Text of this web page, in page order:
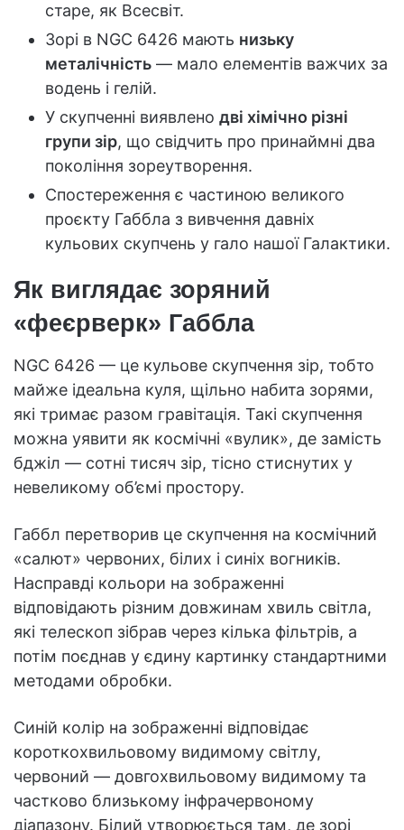
старе, як Всесвіт.
Зорі в NGC 6426 мають низьку
металічність — мало елементів важчих за
водень і гелій.
У скупченні виявлено дві хімічно різні
групи зір, що свідчить про принаймні два
покоління зореутворення.
Спостереження є частиною великого
проєкту Габбла з вивчення давніх
кульових скупчень у гало нашої Галактики.
Як виглядає зоряний
«феєрверк» Габбла
NGC 6426 — це кульове скупчення зір, тобто
майже ідеальна куля, щільно набита зорями,
які тримає разом гравітація. Такі скупчення
можна уявити як космічні «вулик», де замість
бджіл — сотні тисяч зір, тісно стиснутих у
невеликому об’ємі простору.
Габбл перетворив це скупчення на космічний
«салют» червоних, білих і синіх вогників.
Насправді кольори на зображенні
відповідають різним довжинам хвиль світла,
які телескоп зібрав через кілька фільтрів, а
потім поєднав у єдину картинку стандартними
методами обробки.
Синій колір на зображенні відповідає
короткохвильовому видимому світлу,
червоний — довгохвильовому видимому та
частково близькому інфрачервоному
діапазону. Білий утворюється там, де зорі